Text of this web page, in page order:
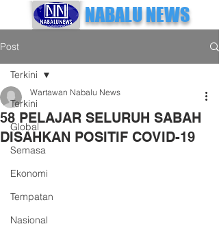
NABALU NEWS
Post
Terkini
Global
Semasa
Ekonomi
Tempatan
Nasional
Terkini
58 PELAJAR SELURUH SABAH
DISAHKAN POSITIF COVID-19
Wartawan Nabalu News